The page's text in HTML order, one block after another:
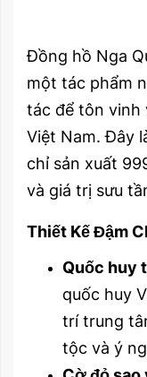
Đồng hồ Nga
một tác phẩm
tác để tôn vinh
Việt Nam. Đây
chỉ sản xuất
và giá trị sưu
Thiết Kế Đậm
Quốc huy
quốc huy
trí trung
tộc và ý